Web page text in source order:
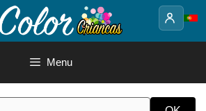
Menu